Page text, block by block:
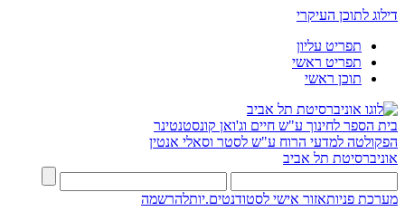
דילוג לתוכן העיקרי
תפריט עליון
תפריט ראשי
תוכן ראשי
בית הספר לחינוך ע"ש חיים וג'ואן קונסטנטינר
הפקולטה למדעי הרוח ע"ש לסטר וסאלי אנטין
אוניברסיטת תל אביב
מערכת פניותאזור אישי לסטודנטים.יותלהרשמה